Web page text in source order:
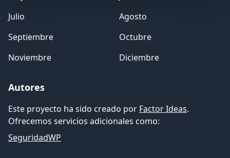
Julio
Agosto
Septiembre
Octubre
Noviembre
Diciembre
Autores
Este proyecto ha sido creado por Factor Ideas.
Ofrecemos servicios adicionales como:
SeguridadWP